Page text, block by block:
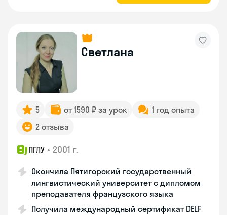
Светлана
5 от 1590 ₽ за урок
1 год опыта
2 отзыва
ПГЛУ • 2001 г.
Окончила Пятигорский государственный
лингвистический университет с дипломом
преподавателя французского языка
Получила международный сертификат DELF